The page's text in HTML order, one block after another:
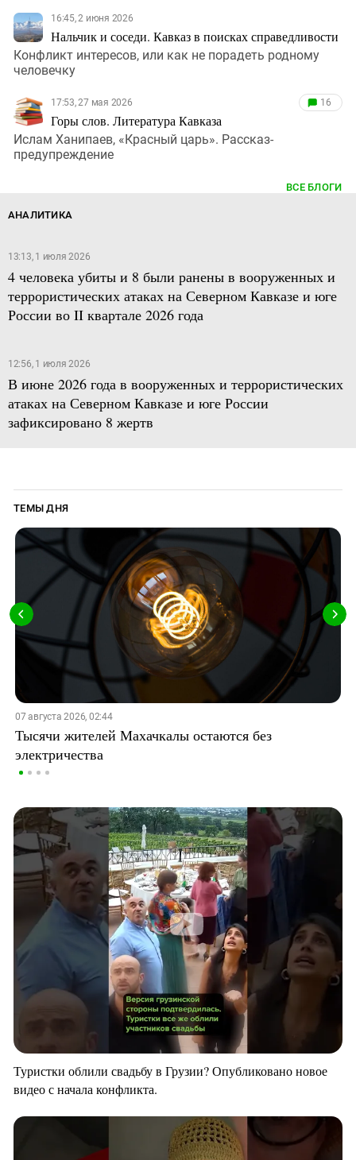
16:45, 2 июня 2026
Нальчик и соседи. Кавказ в поисках справедливости
Конфликт интересов, или как не порадеть родному
человечку
17:53, 27 мая 2026
Горы слов. Литература Кавказа
16
Ислам Ханипаев, «Красный царь». Рассказ-
предупреждение
ВСЕ БЛОГИ
АНАЛИТИКА
13:13, 1 июля 2026
4 человека убиты и 8 были ранены в вооруженных и
террористических атаках на Северном Кавказе и юге
России во II квартале 2026 года
12:56, 1 июля 2026
В июне 2026 года в вооруженных и террористических
атаках на Северном Кавказе и юге России
зафиксировано 8 жертв
ТЕМЫ ДНЯ
07 августа 2026, 02:44
Тысячи жителей Махачкалы остаются без
электричества
Туристки облили свадьбу в Грузии? Опубликовано новое
видео с начала конфликта.